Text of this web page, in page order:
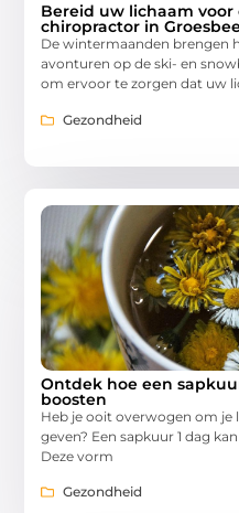
Bereid uw lichaam
chiropractor in
De wintermaanden brengen
avonturen op de ski- en
om ervoor te zorgen dat uw
Gezondheid
Ontdek hoe een
boosten
Heb je ooit overwogen om je
geven? Een sapkuur 1 dag
Deze vorm
Gezondheid